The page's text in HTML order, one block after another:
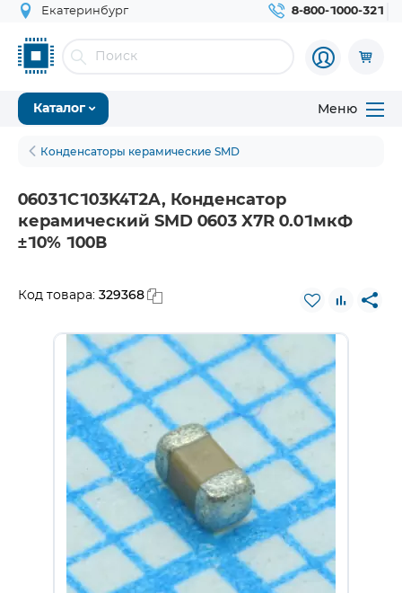
Екатеринбург 8-800-1000-321
Каталог Меню
Конденсаторы керамические SMD
06031C103K4T2A, Конденсатор
керамический SMD 0603 X7R 0.01мкФ
±10% 100В
Код товара: 329368